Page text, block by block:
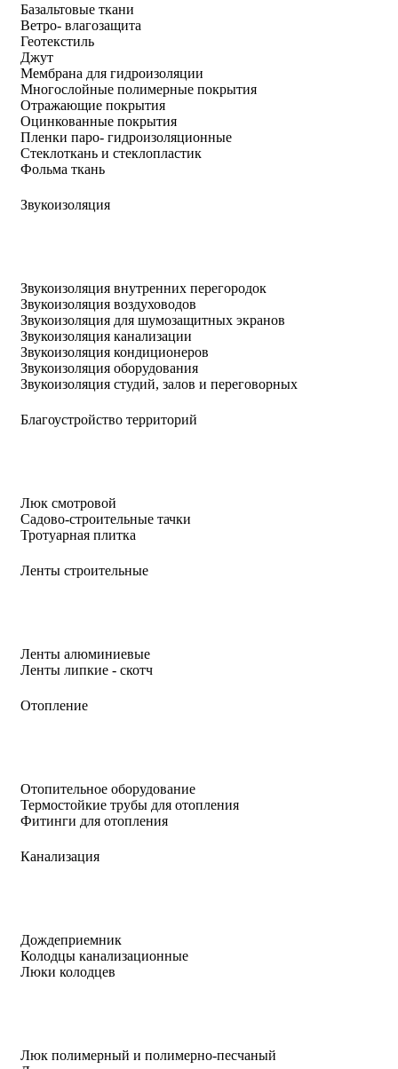
Базальтовые ткани
Ветро- влагозащита
Геотекстиль
Джут
Мембрана для гидроизоляции
Многослойные полимерные покрытия
Отражающие покрытия
Оцинкованные покрытия
Пленки паро- гидроизоляционные
Стеклоткань и стеклопластик
Фольма ткань
Звукоизоляция
Звукоизоляция внутренних перегородок
Звукоизоляция воздуховодов
Звукоизоляция для шумозащитных экранов
Звукоизоляция канализации
Звукоизоляция кондиционеров
Звукоизоляция оборудования
Звукоизоляция студий, залов и переговорных
Благоустройство территорий
Люк смотровой
Садово-строительные тачки
Тротуарная плитка
Ленты строительные
Ленты алюминиевые
Ленты липкие - скотч
Отопление
Отопительное оборудование
Термостойкие трубы для отопления
Фитинги для отопления
Канализация
Дождеприемник
Колодцы канализационные
Люки колодцев
Люк полимерный и полимерно-песчаный